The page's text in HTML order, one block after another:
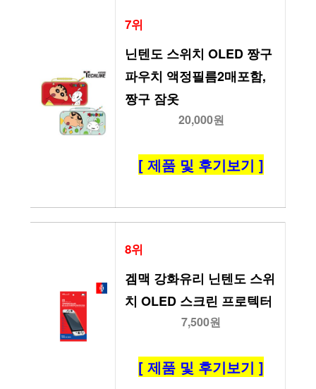
7위
닌텐도 스위치 OLED 짱구
파우치 액정필름2매포함,
짱구 잠옷
20,000원
[ 제품 및 후기보기 ]
8위
겜맥 강화유리 닌텐도 스위
치 OLED 스크린 프로텍터
7,500원
[ 제품 및 후기보기 ]